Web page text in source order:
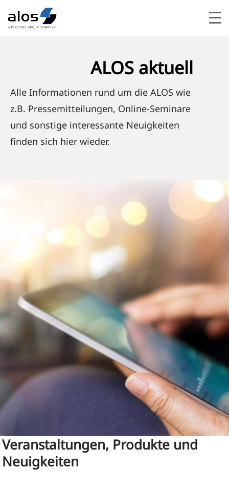
ALOS aktuell
Alle Informationen rund um die ALOS wie
z.B. Pressemitteilungen, Online-Seminare
und sonstige interessante Neuigkeiten
finden sich hier wieder.
Veranstaltungen, Produkte und
Neuigkeiten